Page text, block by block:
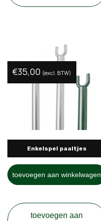
Enkelspel paaltjes
€35,00 (excl. BTW)
toevoegen aan winkelwagen
toevoegen aan